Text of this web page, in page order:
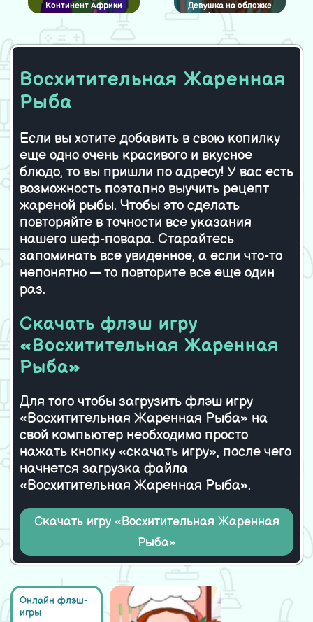
Онлайн флэш-
игры
Континент Африки
Девушка на обложке
сентябрьского журнала
Тиинас отель Поцелуи в кино
Сандвич из мороженого с
печеньем
Cool clothes
Models of the World Hawaii Летнее путешествие
Восхитительная Жаренная
Рыба
Если вы хотите добавить в свою копилку
еще одно очень красивого и вкусное
блюдо, то вы пришли по адресу! У вас есть
возможность поэтапно выучить рецепт
жареной рыбы. Чтобы это сделать
повторяйте в точности все указания
нашего шеф-повара. Старайтесь
запоминать все увиденное, а если что-то
непонятно — то повторите все еще один
раз.
Скачать флэш игру
«Восхитительная Жаренная
Рыба»
Для того чтобы загрузить флэш игру
«Восхитительная Жаренная Рыба» на
свой компьютер необходимо просто
нажать кнопку «скачать игру», после чего
начнется загрузка файла
«Восхитительная Жаренная Рыба».
Скачать игру «Восхитительная Жаренная
Рыба»